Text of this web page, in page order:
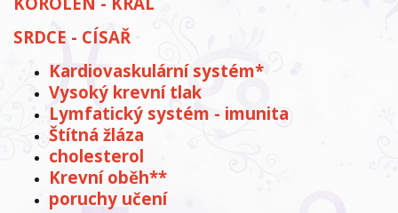
SRDCE - CÍSAŘ
Kardiovaskulární systém*
Vysoký krevní tlak
Lymfatický systém - imunita
Štítná žláza
cholesterol
Krevní oběh**
poruchy učení